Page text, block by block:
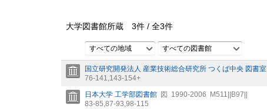
大学図書館所蔵 3件 / 全3件
すべての地域 すべての図書館
国立研究開発法人 産業技術総合研究所 つくば中央 図書室
76-141,143-154+
日本大学 工学部図書館 図 1990-2006
M511||B97||
83-85,87-93,98-115